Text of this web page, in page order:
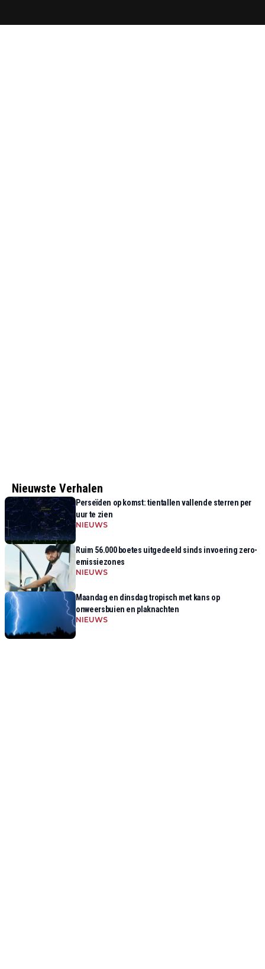
Nieuwste Verhalen
Perseïden op komst: tientallen vallende sterren per
uur te zien
NIEUWS
Ruim 56.000 boetes uitgedeeld sinds invoering zero-
emissiezones
NIEUWS
Maandag en dinsdag tropisch met kans op
onweersbuien en plaknachten
NIEUWS